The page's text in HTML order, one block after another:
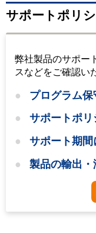
サポートポリ
弊社製品のサポー
スなどをご確認い
プログラム
サポートポ
サポート期間
製品の輸出